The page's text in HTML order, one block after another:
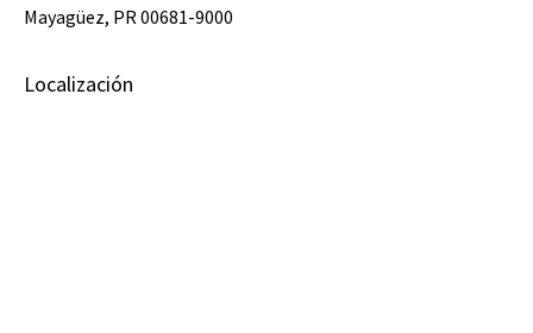
Mayagüez, PR 00681-9000
Localización